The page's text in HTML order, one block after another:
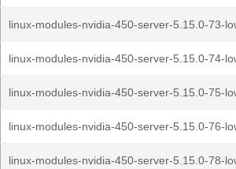
linux-modules-nvidia-450-server-5.15.0-73-
linux-modules-nvidia-450-server-5.15.0-74-
linux-modules-nvidia-450-server-5.15.0-75-
linux-modules-nvidia-450-server-5.15.0-76-
linux-modules-nvidia-450-server-5.15.0-78-